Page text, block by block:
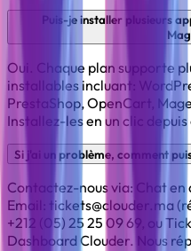
Puis-je installer plusieurs
Oui. Chaque plan supporte
installables incluant:
PrestaShop, OpenCart,
Installez-les en un clic depuis
Si j'ai un problème, comment
Contactez-nous via: Chat
Email: tickets@clouder.ma
+212 (05) 25 25 09 69, ou
Dashboard Clouder. Nous